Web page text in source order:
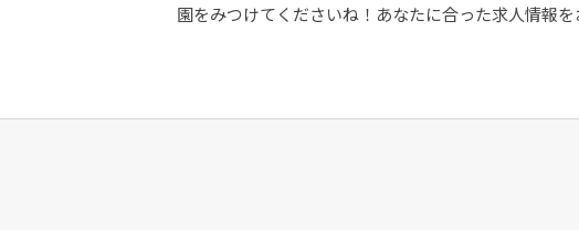
園をみつけてくださいね！あなたに合った求人情報